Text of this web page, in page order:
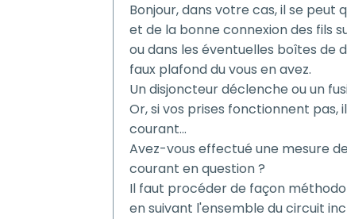
Bonjour, dans votre cas, il se peut
et de la bonne connexion des fils
ou dans les éventuelles boîtes de
faux plafond du vous en avez.
Un disjoncteur déclenche ou un
Or, si vos prises fonctionnent pas,
courant...
Avez-vous effectué une mesure
courant en question ?
Il faut procéder de façon
en suivant l'ensemble du circuit